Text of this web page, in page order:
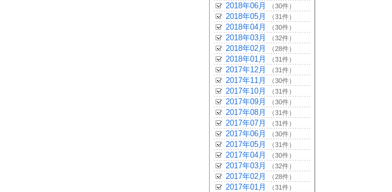
2018年06月 （30件）
2018年05月 （31件）
2018年04月 （30件）
2018年03月 （32件）
2018年02月 （28件）
2018年01月 （31件）
2017年12月 （31件）
2017年11月 （30件）
2017年10月 （31件）
2017年09月 （30件）
2017年08月 （31件）
2017年07月 （31件）
2017年06月 （30件）
2017年05月 （31件）
2017年04月 （30件）
2017年03月 （32件）
2017年02月 （28件）
2017年01月 （31件）